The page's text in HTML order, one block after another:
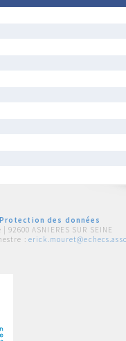
Protection des données
ASNIERES SUR SEINE
: